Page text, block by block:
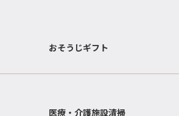
おそうじギフト
医療・介護施設清掃